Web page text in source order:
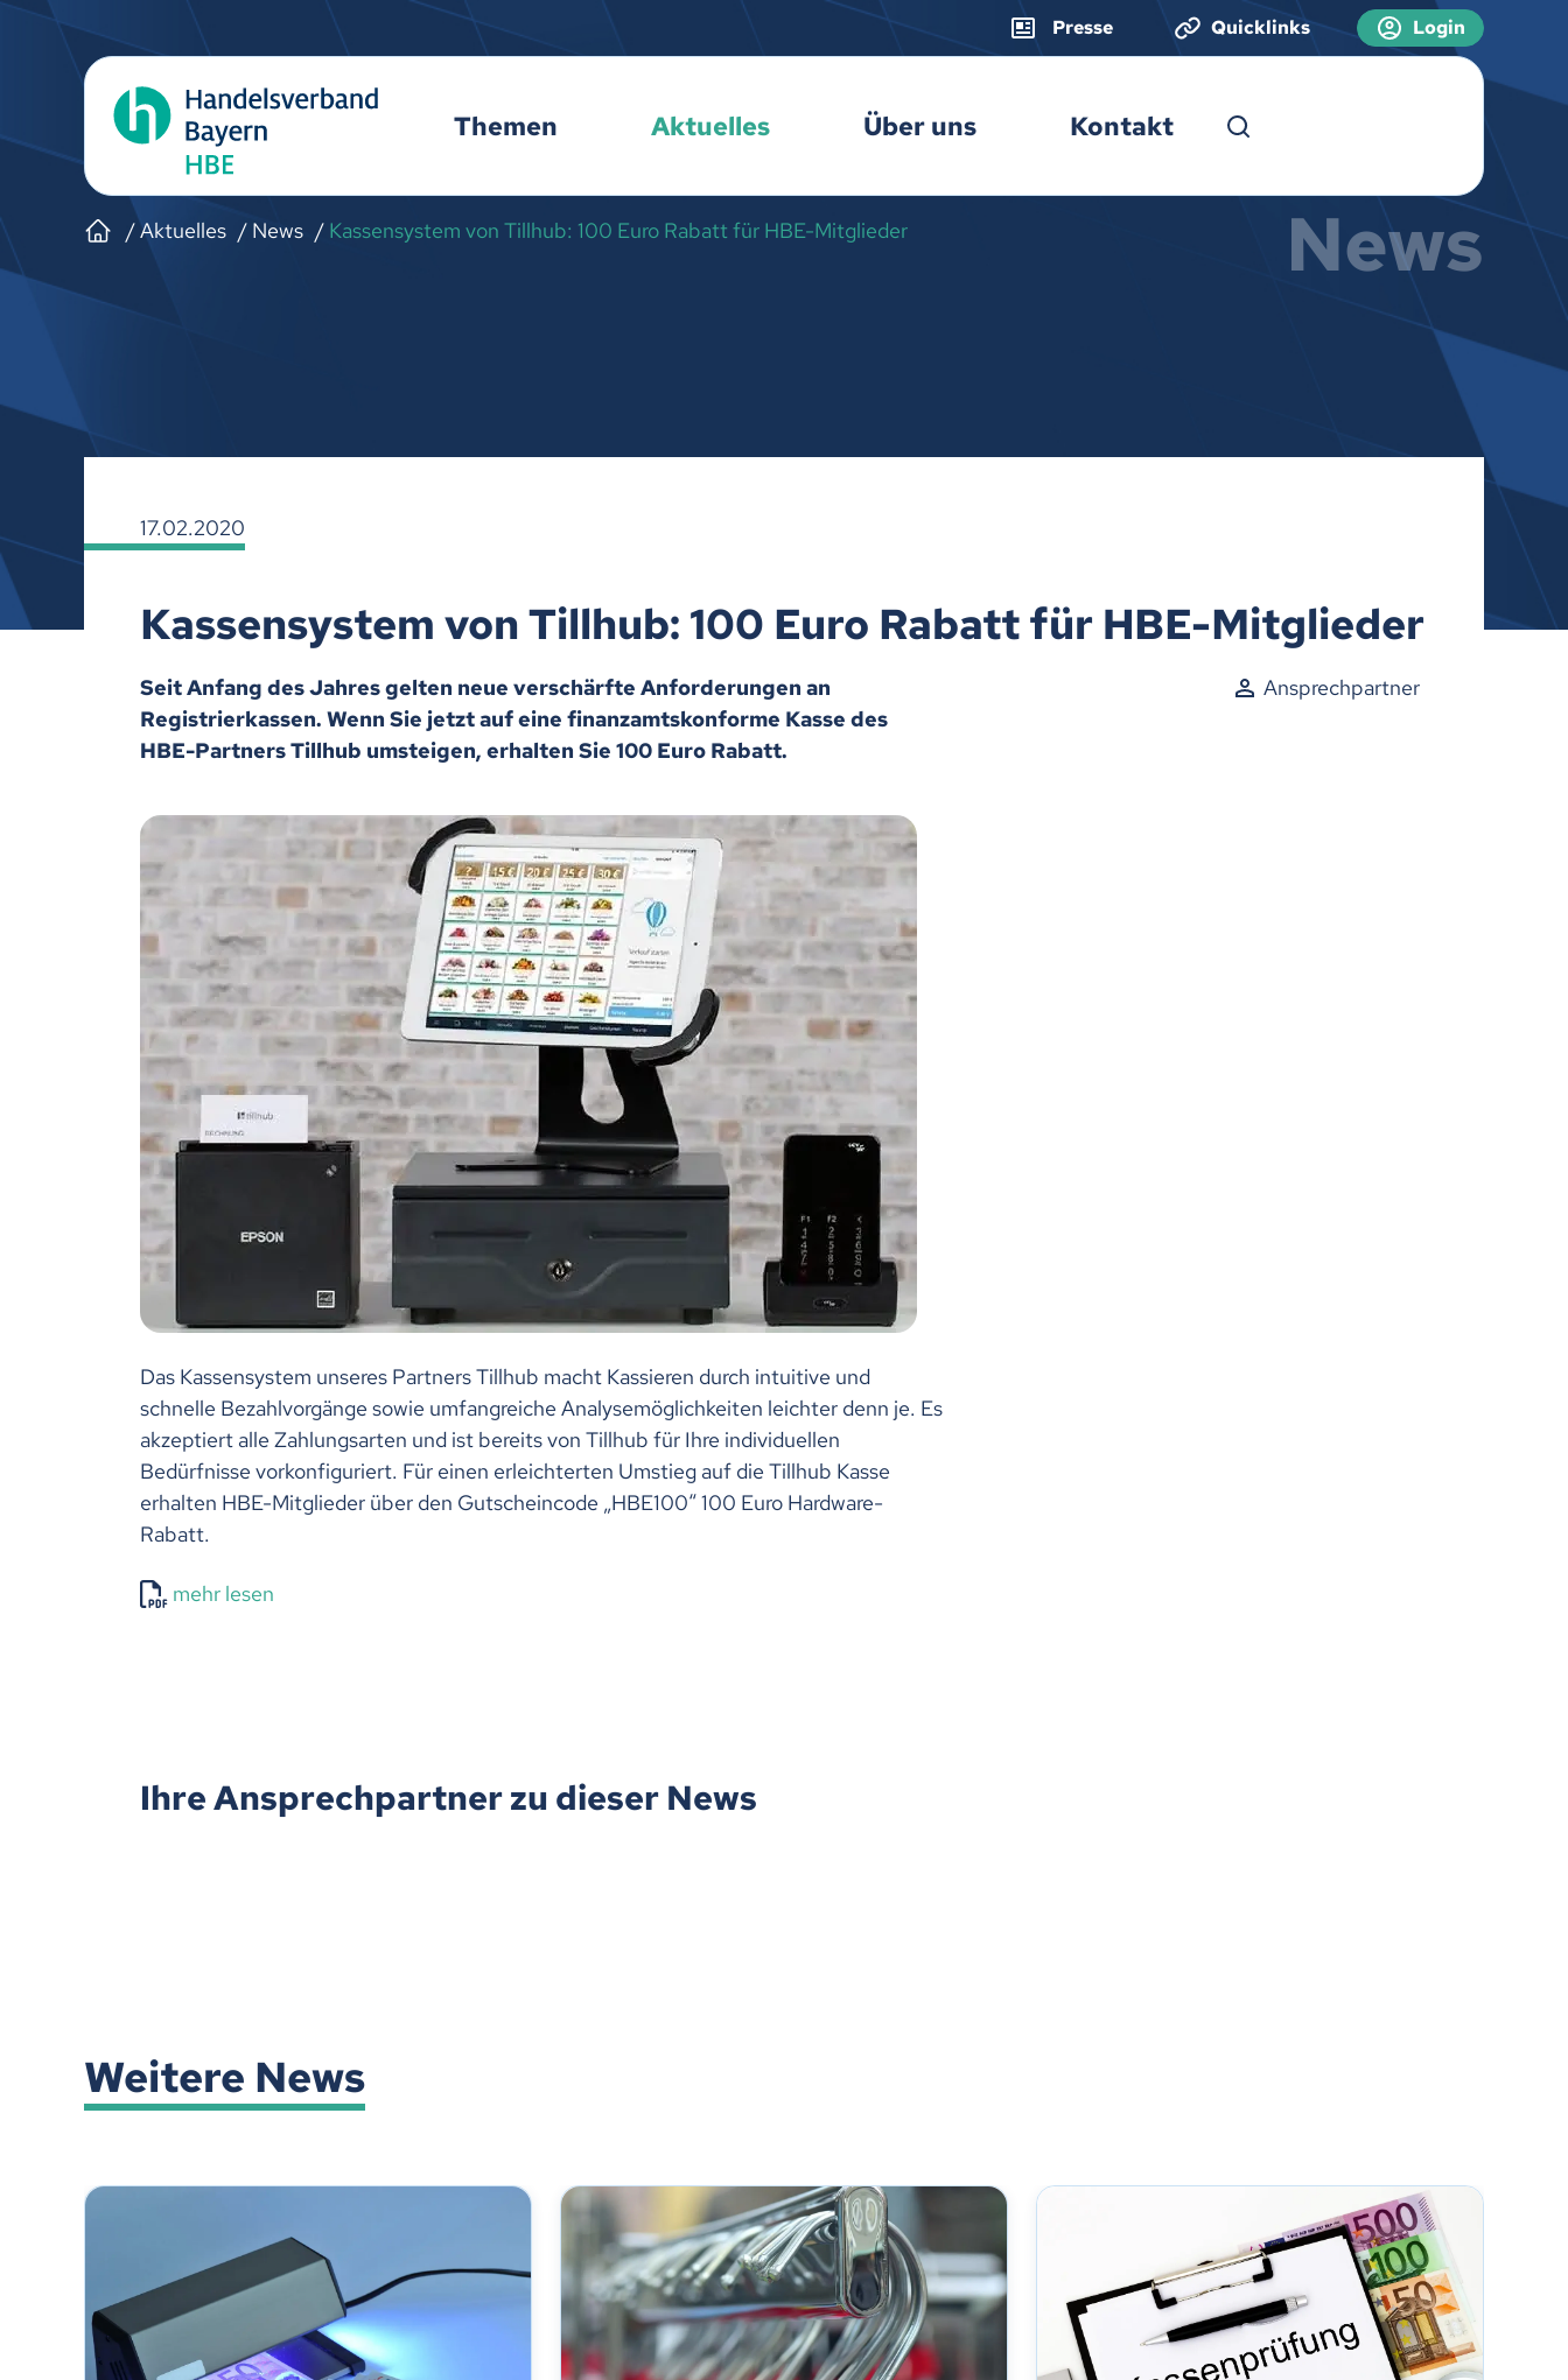
Presse Quicklinks Login
Themen Aktuelles Über uns Kontakt
Aktuelles News Kassensystem von Tillhub: 100 Euro Rabatt für HBE-Mitglieder News
17.02.2020
Kassensystem von Tillhub: 100 Euro Rabatt für HBE-Mitglieder
Seit Anfang des Jahres gelten neue verschärfte Anforderungen an
Registrierkassen. Wenn Sie jetzt auf eine finanzamtskonforme Kasse des
HBE-Partners Tillhub umsteigen, erhalten Sie 100 Euro Rabatt.
Ansprechpartner
Das Kassensystem unseres Partners Tillhub macht Kassieren durch intuitive und
schnelle Bezahlvorgänge sowie umfangreiche Analysemöglichkeiten leichter denn je. Es
akzeptiert alle Zahlungsarten und ist bereits von Tillhub für Ihre individuellen
Bedürfnisse vorkonfiguriert. Für einen erleichterten Umstieg auf die Tillhub Kasse
erhalten HBE-Mitglieder über den Gutscheincode „HBE100“ 100 Euro Hardware-
Rabatt.
mehr lesen
Ihre Ansprechpartner zu dieser News
Weitere News